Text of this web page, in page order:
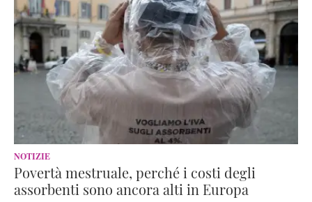
NOTIZIE
Povertà mestruale, perché i costi degli
assorbenti sono ancora alti in Europa